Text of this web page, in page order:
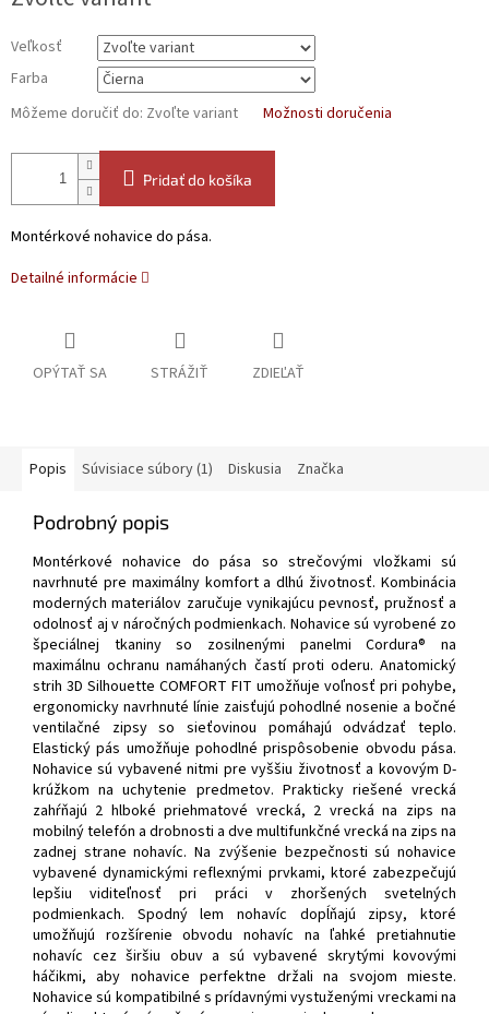
Veľkosť
Farba
Môžeme doručiť do: Zvoľte variant Možnosti doručenia
Pridať do košíka
Montérkové nohavice do pása.
Detailné informácie
OPÝTAŤ SA STRÁŽIŤ ZDIEĽAŤ
Popis Súvisiace súbory (1) Diskusia Značka
Podrobný popis
Montérkové nohavice do pása so strečovými vložkami sú
navrhnuté pre maximálny komfort a dlhú životnosť. Kombinácia
moderných materiálov zaručuje vynikajúcu pevnosť, pružnosť a
odolnosť aj v náročných podmienkach. Nohavice sú vyrobené zo
špeciálnej tkaniny so zosilnenými panelmi Cordura® na
maximálnu ochranu namáhaných častí proti oderu. Anatomický
strih 3D Silhouette COMFORT FIT umožňuje voľnosť pri pohybe,
ergonomicky navrhnuté línie zaisťujú pohodlné nosenie a bočné
ventilačné zipsy so sieťovinou pomáhajú odvádzať teplo.
Elastický pás umožňuje pohodlné prispôsobenie obvodu pása.
Nohavice sú vybavené nitmi pre vyššiu životnosť a kovovým D-
krúžkom na uchytenie predmetov. Prakticky riešené vrecká
zahŕňajú 2 hlboké priehmatové vrecká, 2 vrecká na zips na
mobilný telefón a drobnosti a dve multifunkčné vrecká na zips na
zadnej strane nohavíc. Na zvýšenie bezpečnosti sú nohavice
vybavené dynamickými reflexnými prvkami, ktoré zabezpečujú
lepšiu viditeľnosť pri práci v zhoršených svetelných
podmienkach. Spodný lem nohavíc dopĺňajú zipsy, ktoré
umožňujú rozšírenie obvodu nohavíc na ľahké pretiahnutie
nohavíc cez širšiu obuv a sú vybavené skrytými kovovými
háčikmi, aby nohavice perfektne držali na svojom mieste.
Nohavice sú kompatibilné s prídavnými vystuženými vreckami na